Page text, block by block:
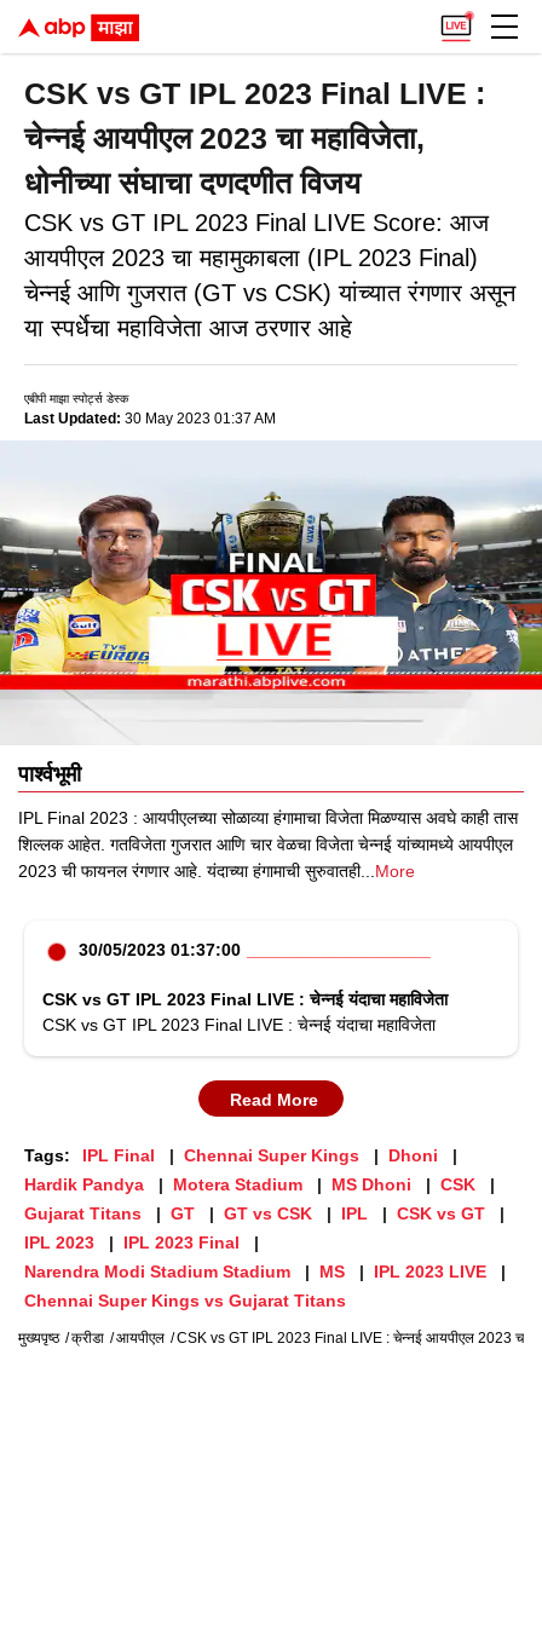
CSK vs GT IPL 2023 Final LIVE :
चेन्नई आयपीएल 2023 चा महाविजेता,
धोनीच्या संघाचा दणदणीत विजय
CSK vs GT IPL 2023 Final LIVE Score: आज
आयपीएल 2023 चा महामुकाबला (IPL 2023 Final)
चेन्नई आणि गुजरात (GT vs CSK) यांच्यात रंगणार असून
या स्पर्धेचा महाविजेता आज ठरणार आहे
एबीपी माझा स्पोर्ट्स डेस्क
Last Updated: 30 May 2023 01:37 AM
पार्श्वभूमी
IPL Final 2023 : आयपीएलच्या सोळाव्या हंगामाचा विजेता मिळण्यास अवघे काही तास
शिल्लक आहेत. गतविजेता गुजरात आणि चार वेळचा विजेता चेन्नई यांच्यामध्ये आयपीएल
2023 ची फायनल रंगणार आहे. यंदाच्या हंगामाची सुरुवातही... More
30/05/2023 01:37:00
CSK vs GT IPL 2023 Final LIVE : चेन्नई यंदाचा महाविजेता
CSK vs GT IPL 2023 Final LIVE : चेन्नई यंदाचा महाविजेता
Read More
Tags: IPL Final Chennai Super Kings
Dhoni
Hardik Pandya
Motera Stadium MS Dhoni
CSK
Gujarat Titans
GT GT vs CSK IPL
CSK vs GT
IPL 2023
IPL 2023 Final
Narendra Modi Stadium Stadium
MS
IPL 2023 LIVE
Chennai Super Kings vs Gujarat Titans
मुख्यपृष्ठ क्रीडा आयपीएल CSK vs GT IPL 2023 Final LIVE : चेन्नई आयपीएल 2023 चा